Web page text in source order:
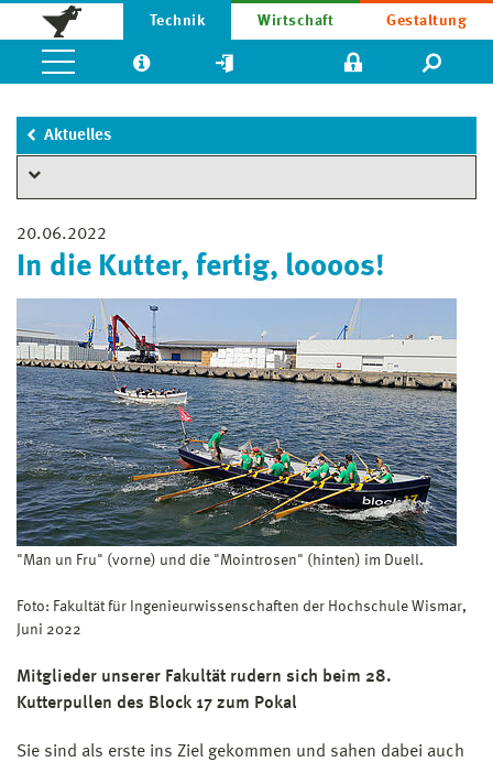
Technik Wirtschaft Gestaltung
Aktuelles
20.06.2022
In die Kutter, fertig, loooos!
"Man un Fru" (vorne) und die "Mointrosen" (hinten) im Duell.
Foto: Fakultät für Ingenieurwissenschaften der Hochschule Wismar,
Juni 2022
Mitglieder unserer Fakultät rudern sich beim 28.
Kutterpullen des Block 17 zum Pokal
Sie sind als erste ins Ziel gekommen und sahen dabei auch